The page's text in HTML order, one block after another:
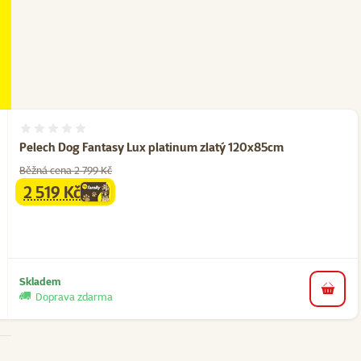
Pelech Dog Fantasy Lux platinum zlatý 120x85cm
Běžná cena 2 799 Kč
familycena
2 519 Kč
Skladem
Doprava zdarma
do